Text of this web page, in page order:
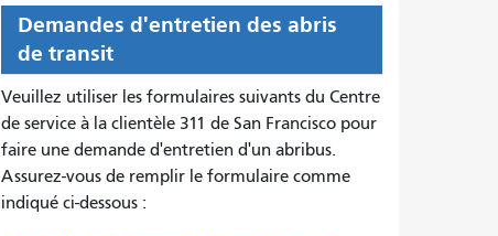
Demandes d'entretien des abris
de transit
Veuillez utiliser les formulaires suivants du Centre
de service à la clientèle 311 de San Francisco pour
faire une demande d'entretien d'un abribus.
Assurez-vous de remplir le formulaire comme
indiqué ci-dessous :